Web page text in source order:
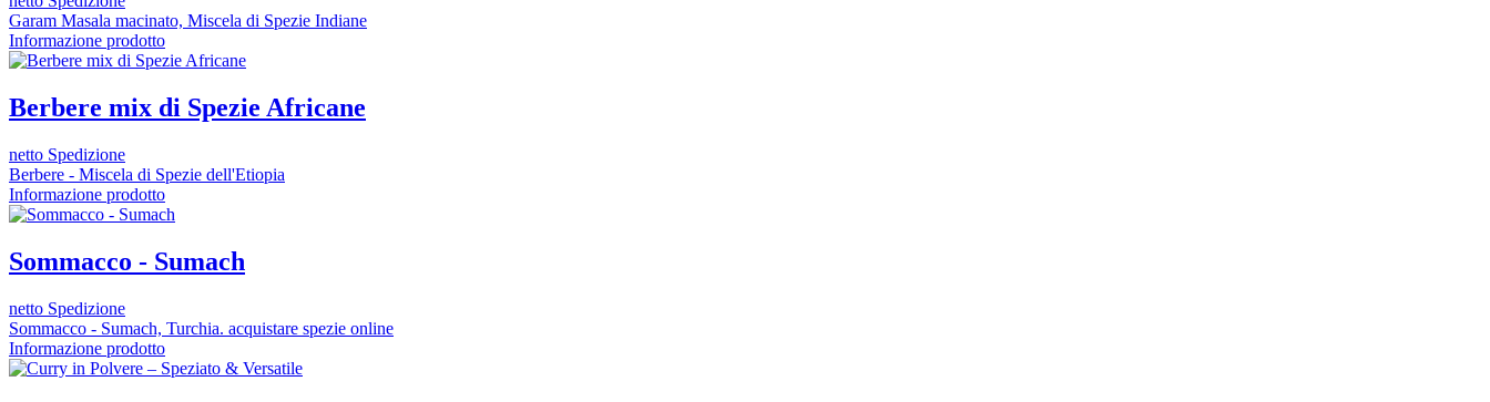
Garam Masala macinato, Miscela di Spezie Indiane
Informazione prodotto
Berbere mix di Spezie Africane
netto Spedizione
Berbere - Miscela di Spezie dell'Etiopia
Informazione prodotto
Sommacco - Sumach
netto Spedizione
Sommacco - Sumach, Turchia. acquistare spezie online
Informazione prodotto